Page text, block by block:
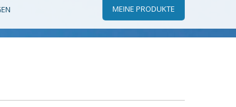
MEINE PRODUKTE